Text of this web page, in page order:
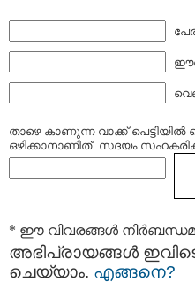
താഴെ കാണുന്ന വാക്ക്
ഒഴിക്കാനാണിത്. സദയം
* ഈ വിവരങ്ങള്‍
അഭിപ്രായങ്ങള്‍
ചെയ്യാം. എങ്ങനെ?